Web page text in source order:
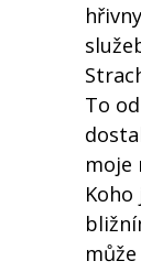
To
moje